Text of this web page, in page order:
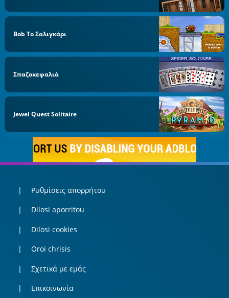
Bob Το Σαλιγκάρι
Σπαζοκεφαλιά
Jewel Quest Solitaire
Ρυθμίσεις απορρήτου
Dilosi aporritou
Dilosi cookies
Oroi chrisis
Σχετικά με εμάς
Επικοινωνία